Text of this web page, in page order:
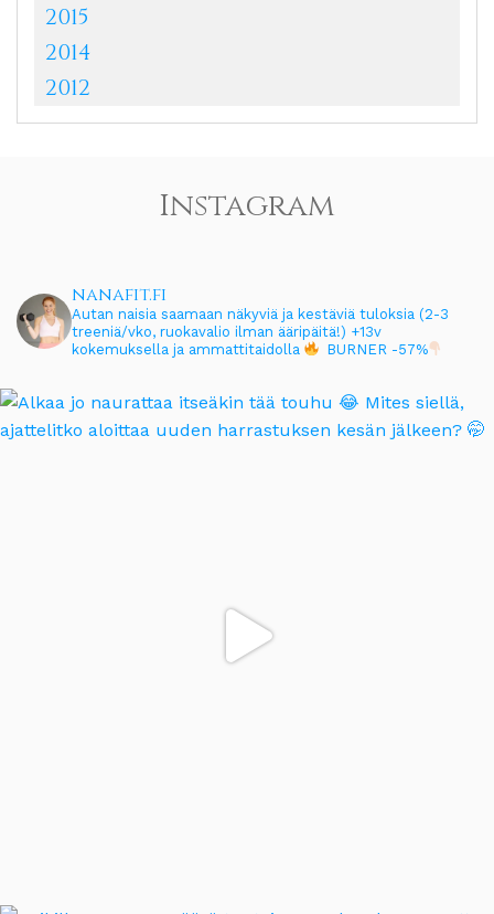
2015
2014
2012
Instagram
nanafit.fi
Autan naisia saamaan näkyviä ja kestäviä tuloksia (2-3
treeniä/vko, ruokavalio ilman ääripäitä!) +13v
kokemuksella ja ammattitaidolla
BURNER -57%